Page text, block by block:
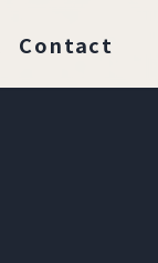
Contact